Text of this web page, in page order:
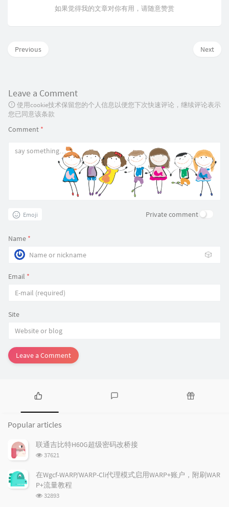
如果觉得我的文章对你有用，请随意赞赏
Next
Previous
Leave a Comment
使用cookie技术保留您的个人信息以便您下次快速评论，继续评论表示
您已同意该条款
Comment *
Emoji Private comment
Name *
🎲
Email *
Site
Leave a Comment
P
p
u
l
r
a
r
e
s
c
o
a
Popular articles
联通吉比特H60G超级密码改桥接
浏
次
数:
37621
在Wgcf-WARP/WARP-Cli代理模式启用WARP+账户，附刷WAR
P+流量教程
浏
32893